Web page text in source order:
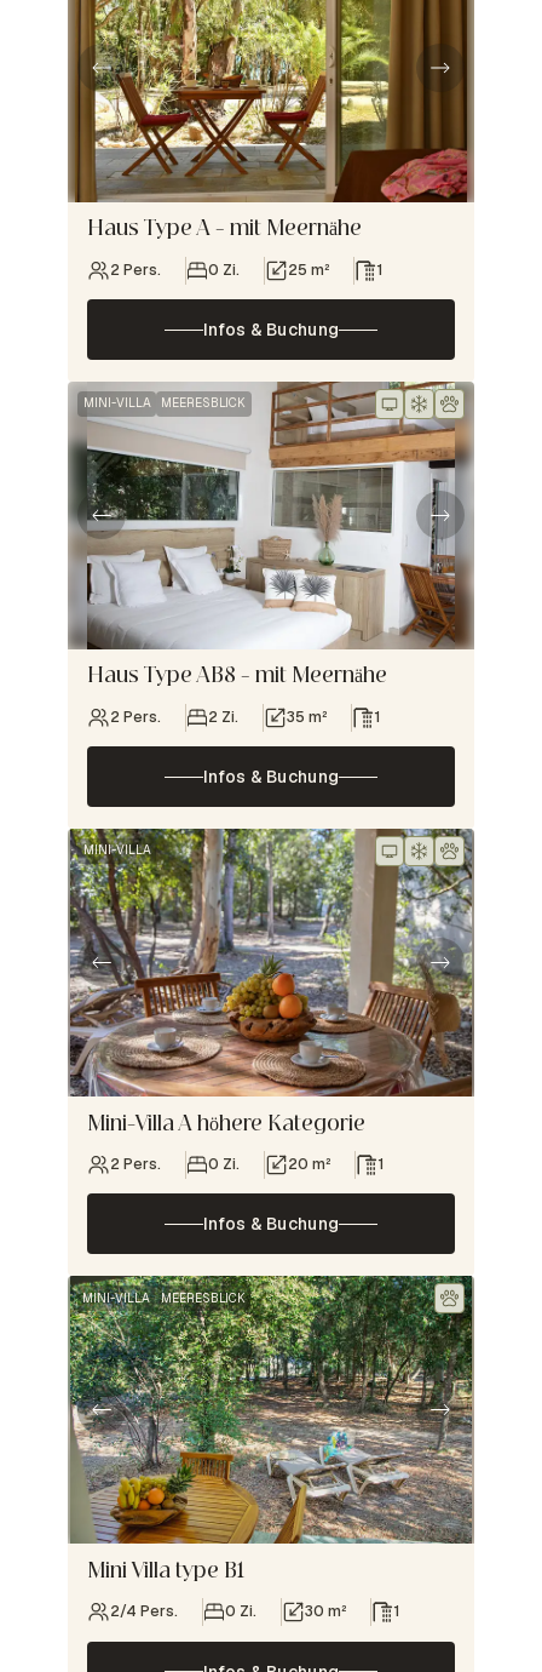
Haus Type A – mit Meernähe
2 Pers. 0 Zi. 25 m² 1
Infos & Buchung
MINI-VILLA MEERESBLICK
Haus Type AB8 – mit Meernähe
2 Pers. 2 Zi. 35 m² 1
Infos & Buchung
MINI-VILLA
Mini-Villa A höhere Kategorie
2 Pers. 0 Zi. 20 m² 1
Infos & Buchung
MINI-VILLA MEERESBLICK
Mini Villa type B1
2/4 Pers. 0 Zi. 30 m² 1